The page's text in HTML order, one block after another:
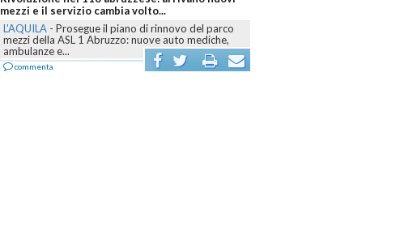
mezzi e il servizio cambia volto...
L'AQUILA - Prosegue il piano di rinnovo del parco
mezzi della ASL 1 Abruzzo: nuove auto mediche,
ambulanze e...
commenta